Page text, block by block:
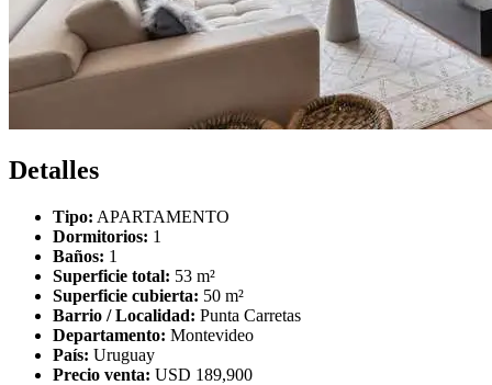
Detalles
Tipo: APARTAMENTO
Dormitorios: 1
Baños: 1
Superficie total: 53 m²
Superficie cubierta: 50 m²
Barrio / Localidad: Punta Carretas
Departamento: Montevideo
País: Uruguay
Precio venta: USD 189,900